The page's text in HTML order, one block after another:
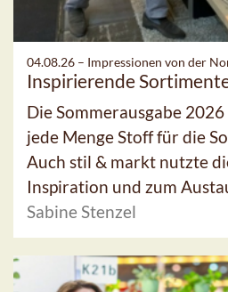
04.08.26 – Impressionen von der
Inspirierende
Die Sommerausgabe
jede Menge Stoff für die
Auch stil & markt nutzte
Inspiration und zum
Sabine Stenzel